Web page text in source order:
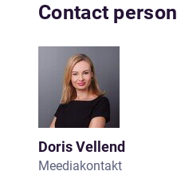
Contact person
Doris Vellend
Meediakontakt